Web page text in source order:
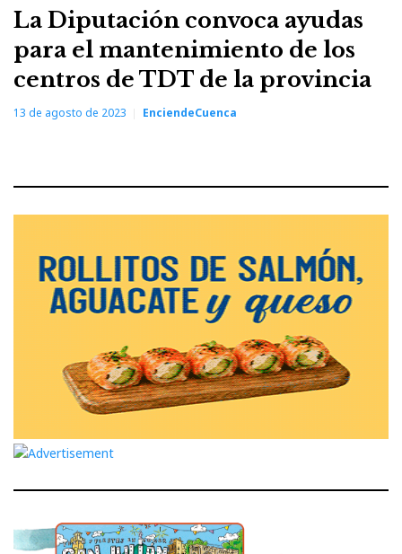
La Diputación convoca ayudas
para el mantenimiento de los
centros de TDT de la provincia
13 de agosto de 2023 EnciendeCuenca